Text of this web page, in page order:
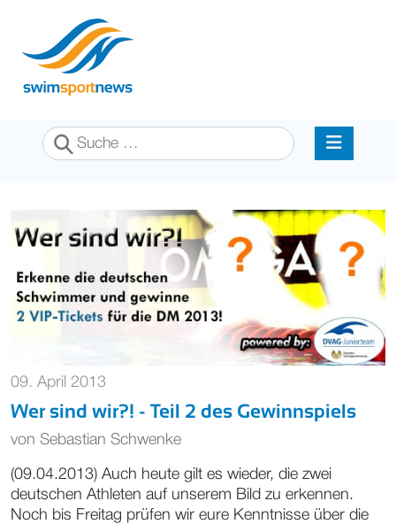
Suchen
09. April 2013
Wer sind wir?! - Teil 2 des Gewinnspiels
von Sebastian Schwenke
(09.04.2013) Auch heute gilt es wieder, die zwei
deutschen Athleten auf unserem Bild zu erkennen.
Noch bis Freitag prüfen wir eure Kenntnisse über die